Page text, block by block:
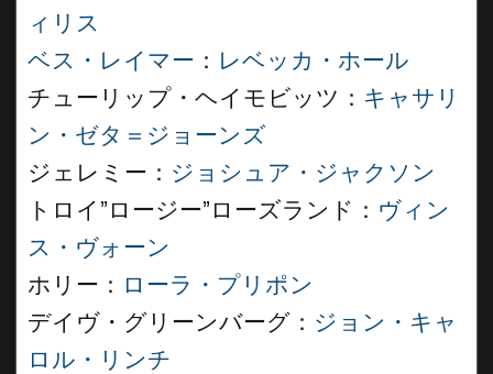
ィリス
ベス・レイマー ： レベッカ・ホール
チューリップ・ヘイモビッツ： キャサリ
ン・ゼタ＝ジョーンズ
ジェレミー： ジョシュア・ジャクソン
トロイ”ロージー”ローズランド： ヴィン
ス・ヴォーン
ホリー： ローラ・プリポン
デイヴ・グリーンバーグ： ジョン・キャ
ロル・リンチ